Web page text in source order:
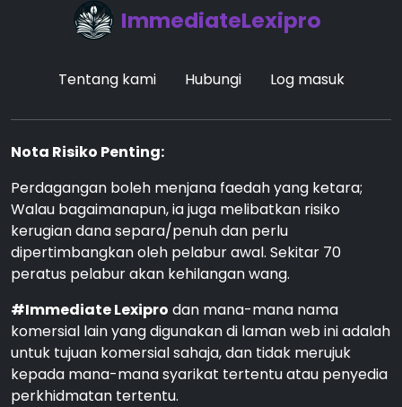
ImmediateLexipro
Tentang kami Hubungi Log masuk
Nota Risiko Penting:
Perdagangan boleh menjana faedah yang ketara;
Walau bagaimanapun, ia juga melibatkan risiko
kerugian dana separa/penuh dan perlu
dipertimbangkan oleh pelabur awal. Sekitar 70
peratus pelabur akan kehilangan wang.
#Immediate Lexipro dan mana-mana nama
komersial lain yang digunakan di laman web ini adalah
untuk tujuan komersial sahaja, dan tidak merujuk
kepada mana-mana syarikat tertentu atau penyedia
perkhidmatan tertentu.